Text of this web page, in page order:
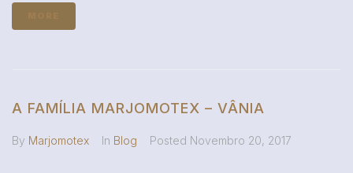
A FAMÍLIA MARJOMOTEX – VÂNIA
By Marjomotex In Blog Posted Novembro 20, 2017